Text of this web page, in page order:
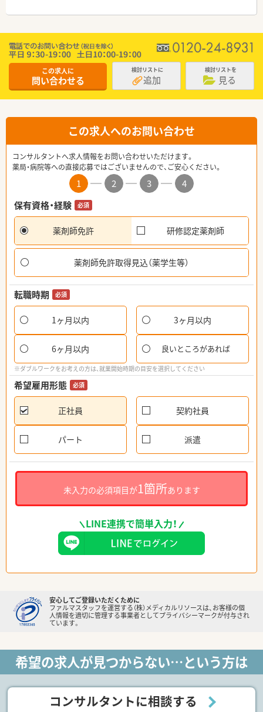
この求人に
問い合わせる
検討リストに
追加
検討リストを
見る
この求人へのお問い合わせ
コンサルタントへ求人情報をお問い合わせいただけます。
薬局・病院等への直接応募ではございませんので、ご安心ください。
1 2 3
4
保有資格・経験
必須
薬剤師免許 研修認定薬剤師
薬剤師免許取得見込（薬学生等）
転職時期 必須
1ヶ月以内 3ヶ月以内
6ヶ月以内 良いところがあれば
※ダブルワークをお考えの方は、就業開始時期の目安を選択してください
希望雇用形態 必須
正社員 契約社員
パート 派遣
未入力の必須項目が1箇所あります
LINE連携で簡単入力！
安心してご登録いただくために
ファルマスタッフを運営する（株）メディカルリソースは、お客様の個
人情報を適切に管理する事業者としてプライバシーマークが付与され
ています。
希望の求人が見つからない…という方は
コンサルタントに相談する